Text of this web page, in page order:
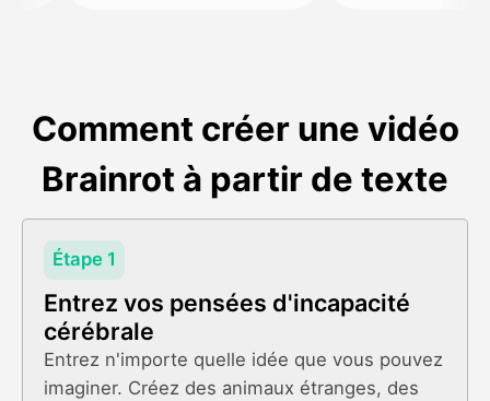
Comment créer une vidéo
Brainrot à partir de texte
Étape 1
Entrez vos pensées d'incapacité
cérébrale
Entrez n'importe quelle idée que vous pouvez
imaginer. Créez des animaux étranges, des